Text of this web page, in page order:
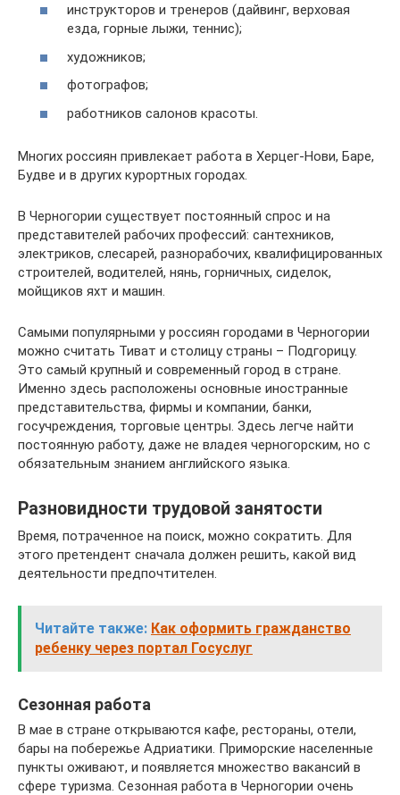
инструкторов и тренеров (дайвинг, верховая
езда, горные лыжи, теннис);
художников;
фотографов;
работников салонов красоты.
Многих россиян привлекает работа в Херцег-Нови, Баре,
Будве и в других курортных городах.
В Черногории существует постоянный спрос и на
представителей рабочих профессий: сантехников,
электриков, слесарей, разнорабочих, квалифицированных
строителей, водителей, нянь, горничных, сиделок,
мойщиков яхт и машин.
Самыми популярными у россиян городами в Черногории
можно считать Тиват и столицу страны – Подгорицу.
Это самый крупный и современный город в стране.
Именно здесь расположены основные иностранные
представительства, фирмы и компании, банки,
госучреждения, торговые центры. Здесь легче найти
постоянную работу, даже не владея черногорским, но с
обязательным знанием английского языка.
Разновидности трудовой занятости
Время, потраченное на поиск, можно сократить. Для
этого претендент сначала должен решить, какой вид
деятельности предпочтителен.
Читайте также: Как оформить гражданство
ребенку через портал Госуслуг
Сезонная работа
В мае в стране открываются кафе, рестораны, отели,
бары на побережье Адриатики. Приморские населенные
пункты оживают, и появляется множество вакансий в
сфере туризма. Сезонная работа в Черногории очень